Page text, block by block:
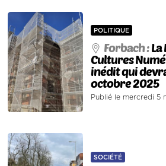
POLITIQUE
Forbach :La
Cultures
inédit qui
octobre 2025
Publié le mercredi 5
SOCIÉTÉ